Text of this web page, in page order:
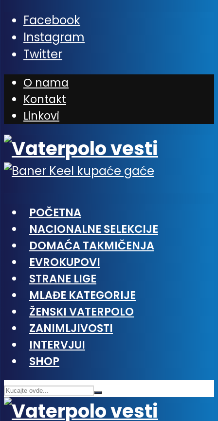
Facebook
Instagram
Twitter
O nama
Kontakt
Linkovi
POČETNA
NACIONALNE SELEKCIJE
DOMAĆA TAKMIČENJA
EVROKUPOVI
STRANE LIGE
MLAĐE KATEGORIJE
ŽENSKI VATERPOLO
ZANIMLJIVOSTI
INTERVJUI
SHOP